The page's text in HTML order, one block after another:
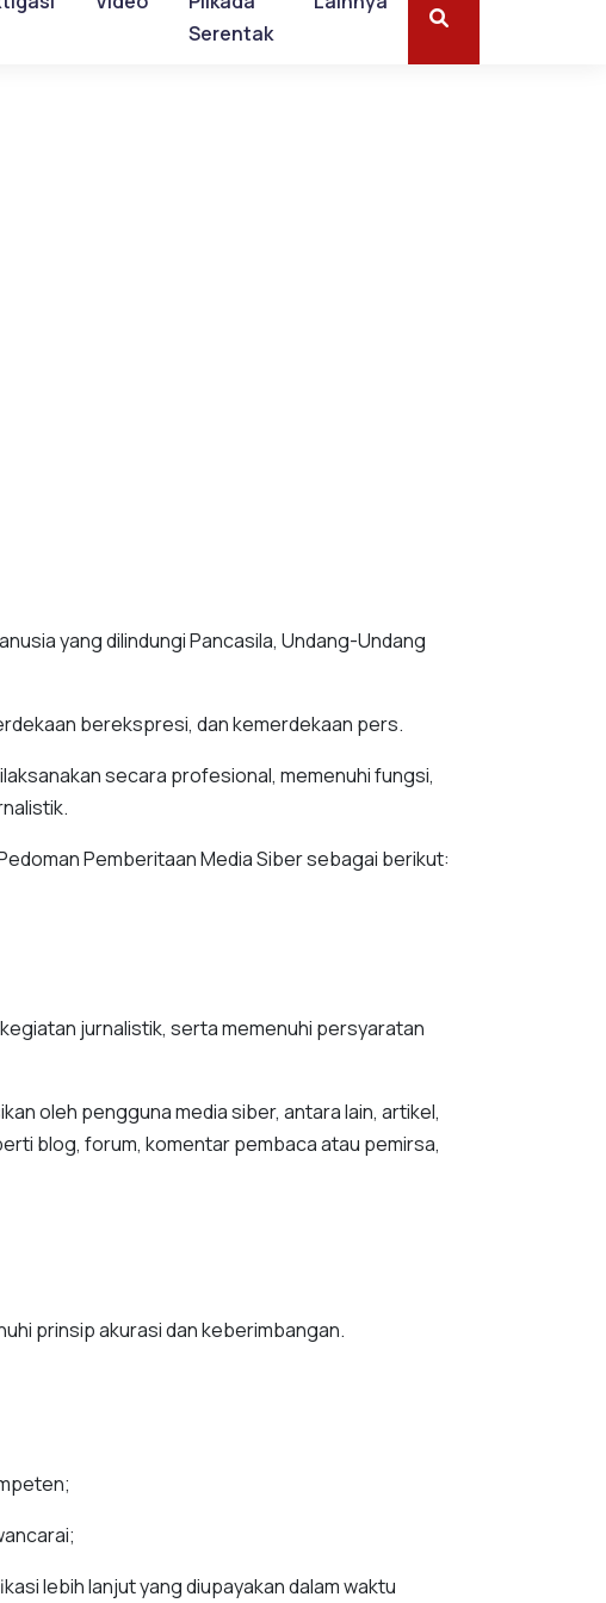
Serentak
yang dilindungi Pancasila, Undang-Undang
berekspresi, dan kemerdekaan pers.
secara profesional, memenuhi fungsi,
Pemberitaan Media Siber sebagai berikut:
jurnalistik, serta memenuhi persyaratan
oleh pengguna media siber, antara lain, artikel,
blog, forum, komentar pembaca atau pemirsa,
prinsip akurasi dan keberimbangan.
lebih lanjut yang diupayakan dalam waktu